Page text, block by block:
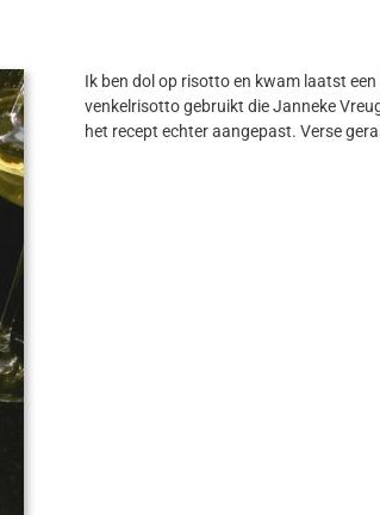
Ik ben dol op risotto en kwam laatst
venkelrisotto gebruikt die Janneke
het recept echter aangepast. Verse